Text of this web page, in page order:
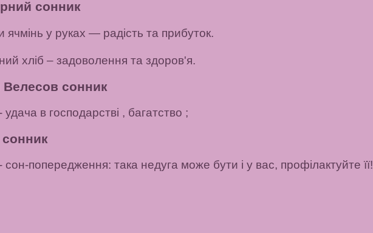
сонник
ячмінь у руках — радість та прибуток.
хліб – задоволення та здоров'я.
сонник
-удача в господарстві , багатство ;
- сон-попередження: така недуга може бути і у вас, профілактуйте її!